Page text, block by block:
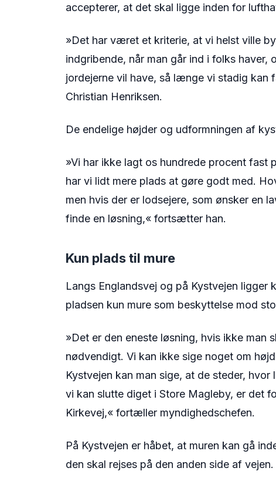
accepterer, at det skal ligge inden for
»Det har været et kriterie, at vi helst ville
indgribende, når man går ind i folks
jordejerne vil have, så længe vi stadig
Christian Henriksen.
De endelige højder og udformningen af
»Vi har ikke lagt os hundrede procent fast
har vi lidt mere plads at gøre godt med.
men hvis der er lodsejere, som ønsker en
finde en løsning,« fortsætter han.
Kun plads til mure
Langs Englandsvej og på Kystvejen ligger
pladsen kun mure som beskyttelse mod
»Det er den eneste løsning, hvis ikke man
nødvendigt. Vi kan ikke sige noget om
Kystvejen kan man sige, at de steder,
vi kan slutte diget i Store Magleby, er det
Kirkevej,« fortæller myndighedschefen.
På Kystvejen er håbet, at muren kan gå
den skal rejses på den anden side af vejen.